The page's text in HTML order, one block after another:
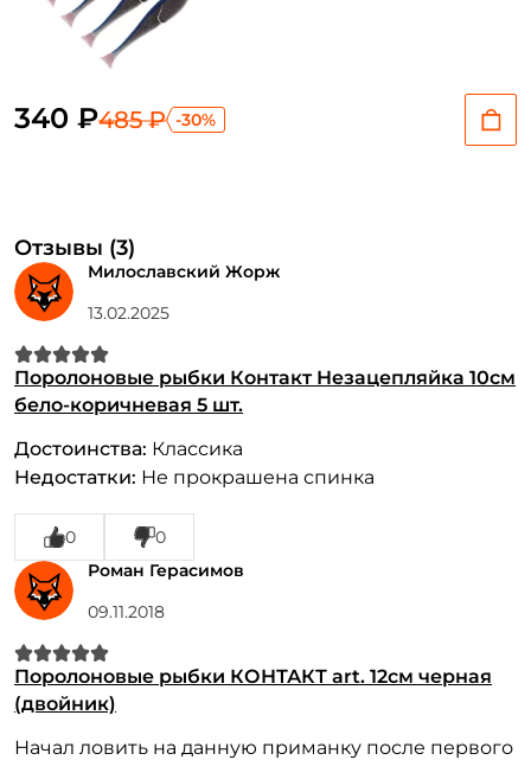
340 ₽485 ₽ -30%
Отзывы (3)
Милославский Жорж
13.02.2025
Поролоновые рыбки Контакт Незацепляйка 10см
бело-коричневая 5 шт.
Достоинства: Классика
Недостатки: Не прокрашена спинка
0
0
Роман Герасимов
09.11.2018
Поролоновые рыбки КОНТАКТ art. 12см черная
(двойник)
Начал ловить на данную приманку после первого
Создать аккаунт
ФИО: *
Email: *
Номер телефона: *
Придумайте пароль: *